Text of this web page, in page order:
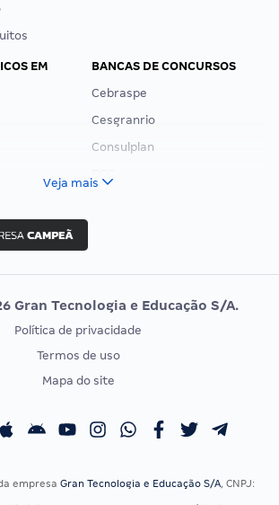
EM
Unificado
BANCAS DE CONCURSOS
Cebraspe
Cesgranrio
Consulplan
Vunesp
EXAME DE ORDEM
Calendário OAB
Veja mais
Gran Tecnologia e Educação S/A.
Política de privacidade
Termos de uso
Mapa do site
empresa Gran Tecnologia e Educação S/A, CNPJ: